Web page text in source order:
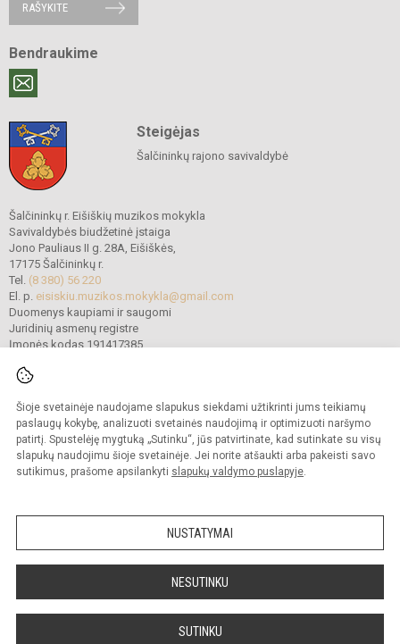
Šioje svetainėje naudojame slapukus siekdami užtikrinti jums teikiamų
paslaugų kokybę, analizuoti svetainės naudojimą ir optimizuoti naršymo
patirtį. Spustelėję mygtuką „Sutinku“, jūs patvirtinate, kad sutinkate su visų
slapukų naudojimu šioje svetainėje. Jei norite atšaukti arba pakeisti savo
sutikimus, prašome apsilankyti slapukų valdymo puslapyje.
NUSTATYMAI
NESUTINKU
SUTINKU
RAŠYKITE
Bendraukime
Steigėjas
Šalčininkų rajono savivaldybė
Šalčininkų r. Eišiškių muzikos mokykla
Savivaldybės biudžetinė įstaiga
Jono Pauliaus II g. 28A, Eišiškės,
17175 Šalčininkų r.
Tel. (8 380) 56 220
El. p. eisiskiu.muzikos.mokykla@gmail.com
Duomenys kaupiami ir saugomi
Juridinių asmenų registre
Įmonės kodas 191417385
© 2022. Šalčininkų r. Eišiškių muzikos mokykla. Visos teisės saugomos.
Kopijuoti turinį be raštiško mokyklos vadovybės sutikimo griežtai draudžiama.
Prieinamumo paraiška Slapukų politika
Sumanus būdas atnaujinti